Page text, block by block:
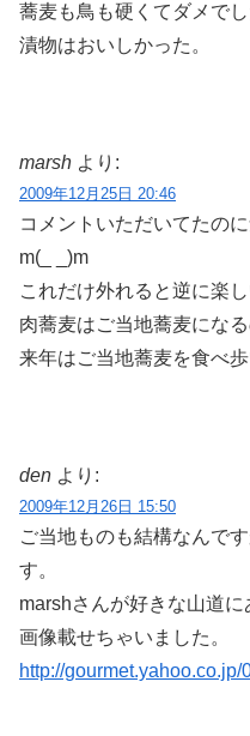
蕎麦も鳥も硬くてダメでし
漬物はおいしかった。
marsh より:
2009年12月25日 20:46
コメントいただいてたの
m(_ _)m
これだけ外れると逆に楽し
肉蕎麦はご当地蕎麦にな
来年はご当地蕎麦を食べ
den より:
2009年12月26日 15:50
ご当地ものも結構なんで
す。
marshさんが好きな山道に
画像載せちゃいました。
http://gourmet.yahoo.co.jp/